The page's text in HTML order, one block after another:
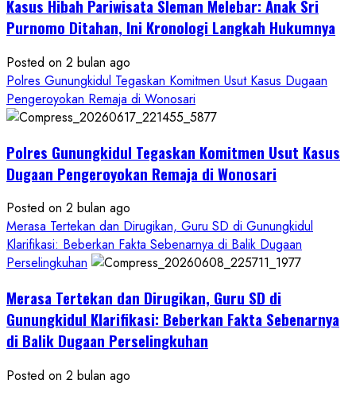
Sampai
Tuntas
Kasus Hibah Pariwisata Sleman Melebar: Anak Sri
Purnomo Ditahan, Ini Kronologi Langkah Hukumnya
Posted on 2 bulan ago
Polres Gunungkidul Tegaskan Komitmen Usut Kasus Dugaan
Pengeroyokan Remaja di Wonosari
Polres Gunungkidul Tegaskan Komitmen Usut Kasus
Dugaan Pengeroyokan Remaja di Wonosari
Posted on 2 bulan ago
Merasa Tertekan dan Dirugikan, Guru SD di Gunungkidul
Klarifikasi: Beberkan Fakta Sebenarnya di Balik Dugaan
Perselingkuhan
Merasa Tertekan dan Dirugikan, Guru SD di
Gunungkidul Klarifikasi: Beberkan Fakta Sebenarnya
di Balik Dugaan Perselingkuhan
Posted on 2 bulan ago